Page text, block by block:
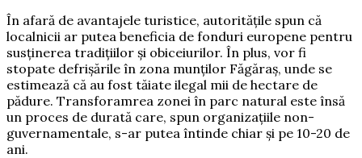
În afară de avantajele turistice, autorităţile spun că
localnicii ar putea beneficia de fonduri europene pentru
susţinerea tradiţiilor şi obiceiurilor. În plus, vor fi
stopate defrişările în zona munţilor Făgăraş, unde se
estimează că au fost tăiate ilegal mii de hectare de
pădure. Transforamrea zonei în parc natural este însă
un proces de durată care, spun organizaţiile non-
guvernamentale, s-ar putea întinde chiar şi pe 10-20 de
ani.